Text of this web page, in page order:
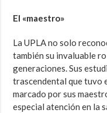
El «maestro»
La UPLA no solo
también su invaluable
generaciones. Sus
trascendental que tuvo
marcado por sus
especial atención en la